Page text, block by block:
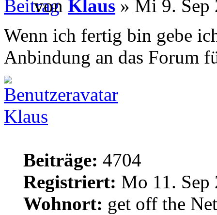
von Klaus » Mi 9. Sep
Wenn ich fertig bin gebe
Anbindung an das Forum
Klaus
Beiträge: 4704
Registriert: Mo 11. Sep
Wohnort: get off the